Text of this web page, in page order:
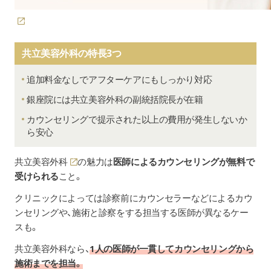
共立美容外科の特長3つ
追加料金なしでアフターケアにもしっかり対応
銀座院には共立美容外科の副統括院長が在籍
カウンセリングで提示された以上の費用が発生しないか
ら安心
共立美容外科 の魅力は医師によるカウンセリングが無料で
受けられること。
クリニックによっては診察前にカウンセラーなどによるカウ
ンセリングや、施術と診察をする担当する医師が異なるケー
スも。
共立美容外科なら、1人の医師が一貫してカウンセリングから
施術までを担当。